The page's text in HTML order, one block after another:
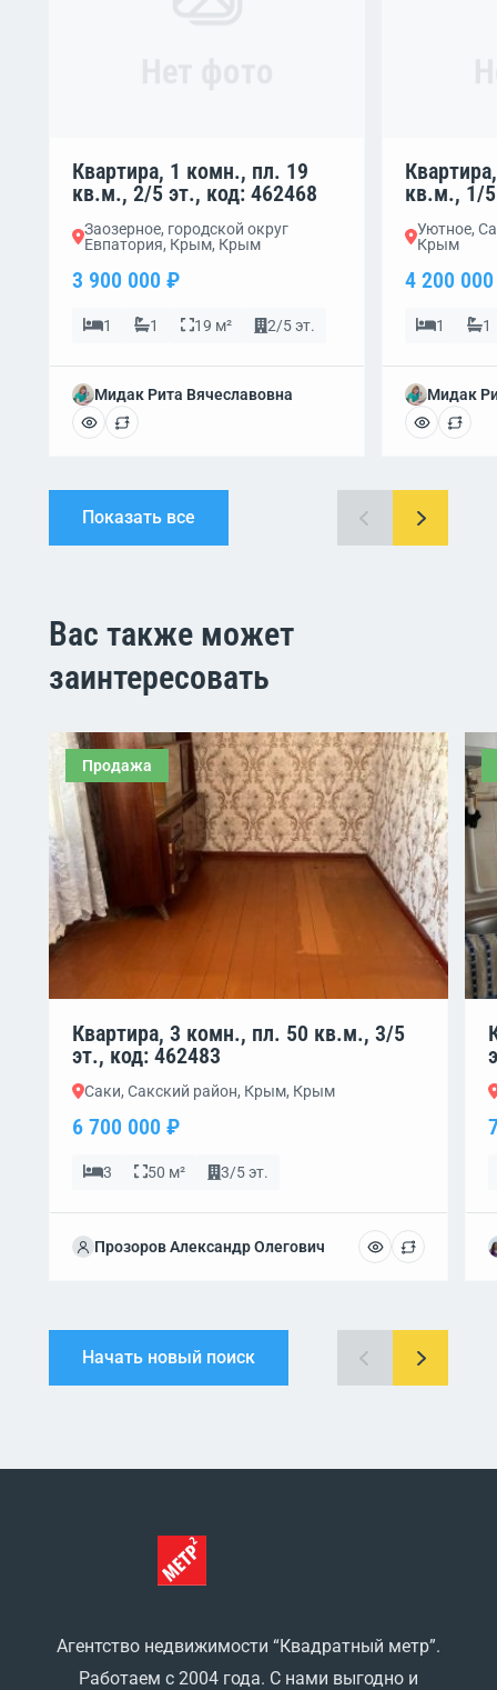
Квартира, 1 комн., пл. 19
кв.м., 2/5 эт., код: 462468
Заозерное, городской округ
Евпатория, Крым, Крым
3 900 000 ₽
1 1 19 м² 2/5 эт.
Мидак Рита Вячеславовна
кв.м., 1/
Уютное,
Крым
4 200
1 1
Мидак
Показать все
Вас также может
заинтересовать
Продажа
Квартира, 3 комн., пл. 50 кв.м., 3/5
эт., код: 462483
Саки, Сакский район, Крым, Крым
6 700 000 ₽
3 50 м² 3/5 эт.
Прозоров Александр Олегович
Начать новый поиск
Агентство недвижимости “Квадратный метр”.
Работаем с 2004 года. С нами выгодно и